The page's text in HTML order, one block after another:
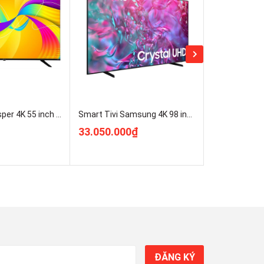
Google Tivi Casper 4K 55 inch D55UGC620 mới 100% Rẻ Nhất Smart Tivi Samsung 4K 98 inch 98DU9000 UHD ( UA98DU9000KXXV ) Mới 100%
33.050.000₫
ĐĂNG KÝ